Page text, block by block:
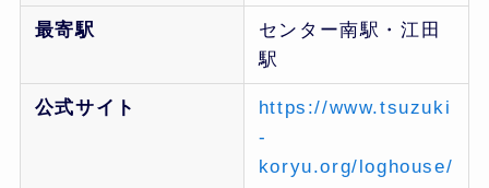
最寄駅
センター南駅・江田
駅
公式サイト
https://www.tsuzuki
-
koryu.org/loghouse/